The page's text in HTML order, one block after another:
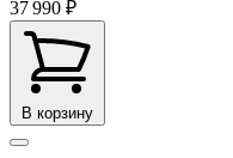
37 990 ₽
В корзину